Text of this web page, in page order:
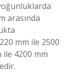
arasında
mm ile 2500
ile 4200 mm